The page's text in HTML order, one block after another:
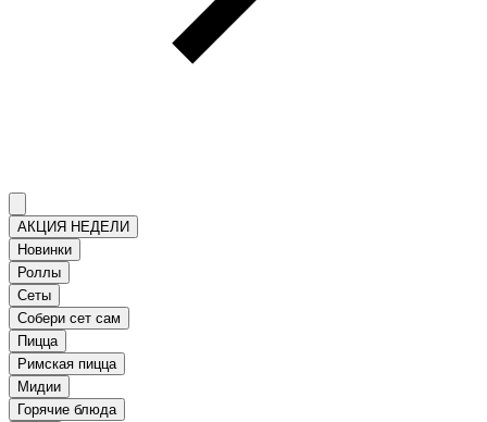
АКЦИЯ НЕДЕЛИ
Новинки
Роллы
Сеты
Собери сет сам
Пицца
Римская пицца
Мидии
Горячие блюда